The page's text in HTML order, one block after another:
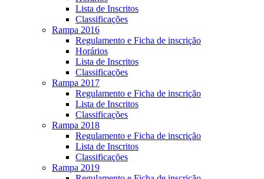
Lista de Inscritos
Classificações
Rampa 2016
Regulamento e Ficha de inscrição
Horários
Lista de Inscritos
Classificações
Rampa 2017
Regulamento e Ficha de inscrição
Lista de Inscritos
Classificações
Rampa 2018
Regulamento e Ficha de inscrição
Lista de Inscritos
Classificações
Rampa 2019